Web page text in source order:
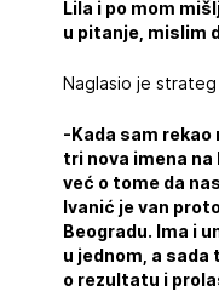
Lila i po mom
u pitanje, mislim
Naglasio je
-Kada sam rekao
tri nova imena na
već o tome da
Ivanić je van
Beogradu. Ima i
u jednom, a
o rezultatu i